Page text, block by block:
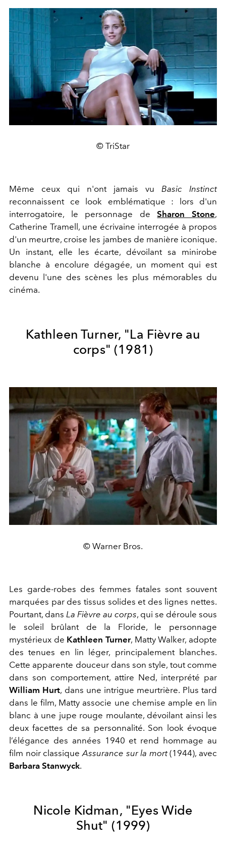
© TriStar
Même ceux qui n'ont jamais vu Basic Instinct
reconnaissent ce look emblématique : lors d'un
interrogatoire, le personnage deSharon Stone,
Catherine Tramell, une écrivaine interrogée à propos
d'un meurtre, croise les jambes de manière iconique.
Un instant, elle les écarte, dévoilant sa minirobe
blanche à encolure dégagée, un moment qui est
devenu l'une des scènes les plus mémorables du
cinéma.
Kathleen Turner, "La Fièvre au
corps"(1981)
© Warner Bros.
Les garde-robes des femmes fatales sont souvent
marquées par des tissus solides et des lignes nettes.
Pourtant, dans La Fièvre au corps, qui se déroule sous
le soleil brûlant de la Floride, le personnage
mystérieux de Kathleen Turner, Matty Walker, adopte
des tenues en lin léger, principalement blanches.
Cette apparente douceur dans son style, tout comme
dans son comportement, attire Ned, interprété par
William Hurt, dans une intrigue meurtrière. Plus tard
dans le film, Matty associe une chemise ample en lin
blanc à une jupe rouge moulante, dévoilant ainsi les
deux facettes de sa personnalité. Son look évoque
l’élégance des années 1940 et rend hommage au
film noir classique Assurance sur la mort(1944), avec
Barbara Stanwyck.
Nicole Kidman, "Eyes Wide
Shut" (1999)